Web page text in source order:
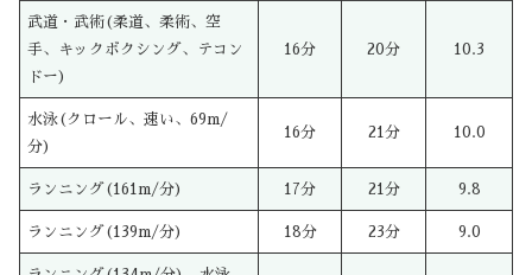
武道・武術(柔道、柔術、空
手、キックボクシング、テコン
ドー)
16分 20分 10.3
水泳(クロール、速い、69m/
分)
16分 21分 10.0
ランニング(161m/分) 17分 21分 9.8
ランニング(139m/分) 18分 23分 9.0